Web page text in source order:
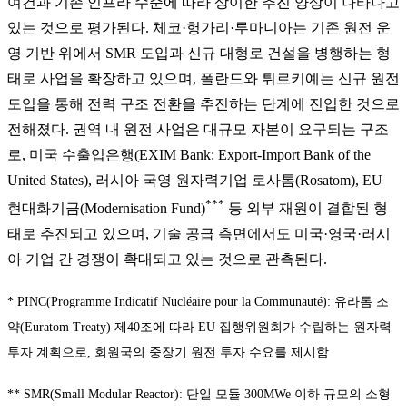
있는 것으로 평가된다. 체코·헝가리·루마니아는 기존 원전 운
영 기반 위에서 SMR 도입과 신규 대형로 건설을 병행하는 형
태로 사업을 확장하고 있으며, 폴란드와 튀르키예는 신규 원전
도입을 통해 전력 구조 전환을 추진하는 단계에 진입한 것으로
전해졌다. 권역 내 원전 사업은 대규모 자본이 요구되는 구조
로, 미국 수출입은행(EXIM Bank: Export-Import Bank of the
United States), 러시아 국영 원자력기업 로사톰(Rosatom), EU
현대화기금(Modernisation Fund)*** 등 외부 재원이 결합된 형
태로 추진되고 있으며, 기술 공급 측면에서도 미국·영국·러시
아 기업 간 경쟁이 확대되고 있는 것으로 관측된다.
* PINC(Programme Indicatif Nucléaire pour la Communauté): 유라톰 조
약(Euratom Treaty) 제40조에 따라 EU 집행위원회가 수립하는 원자력
투자 계획으로, 회원국의 중장기 원전 투자 수요를 제시함
** SMR(Small Modular Reactor): 단일 모듈 300MWe 이하 규모의 소형